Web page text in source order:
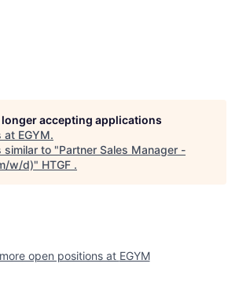
accepting applications
at EGYM.
similar to "Partner Sales Manager -
w/d)" HTGF .
open positions at EGYM